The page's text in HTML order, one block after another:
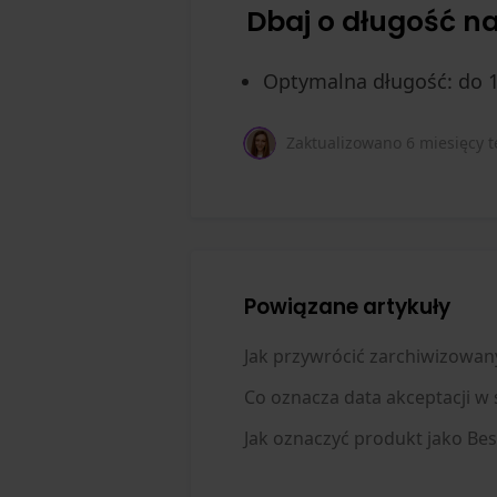
Dbaj o długość
Optymalna długość: do
Zaktualizowano 6 miesięcy
Powiązane artykuły
Jak przywrócić
Co oznacza data akceptacji w
Jak oznaczyć produkt jako